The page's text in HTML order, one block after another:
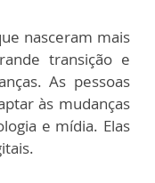
nasceram mais
transição e
As pessoas
às mudanças
e mídia. Elas